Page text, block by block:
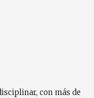
con más de